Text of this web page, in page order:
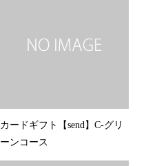
カードギフト【send】C-グリ
ーンコース